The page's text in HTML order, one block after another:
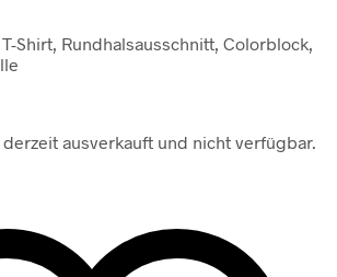
Shirt, Rundhalsausschnitt, Colorblock,
ausverkauft und nicht verfügbar.